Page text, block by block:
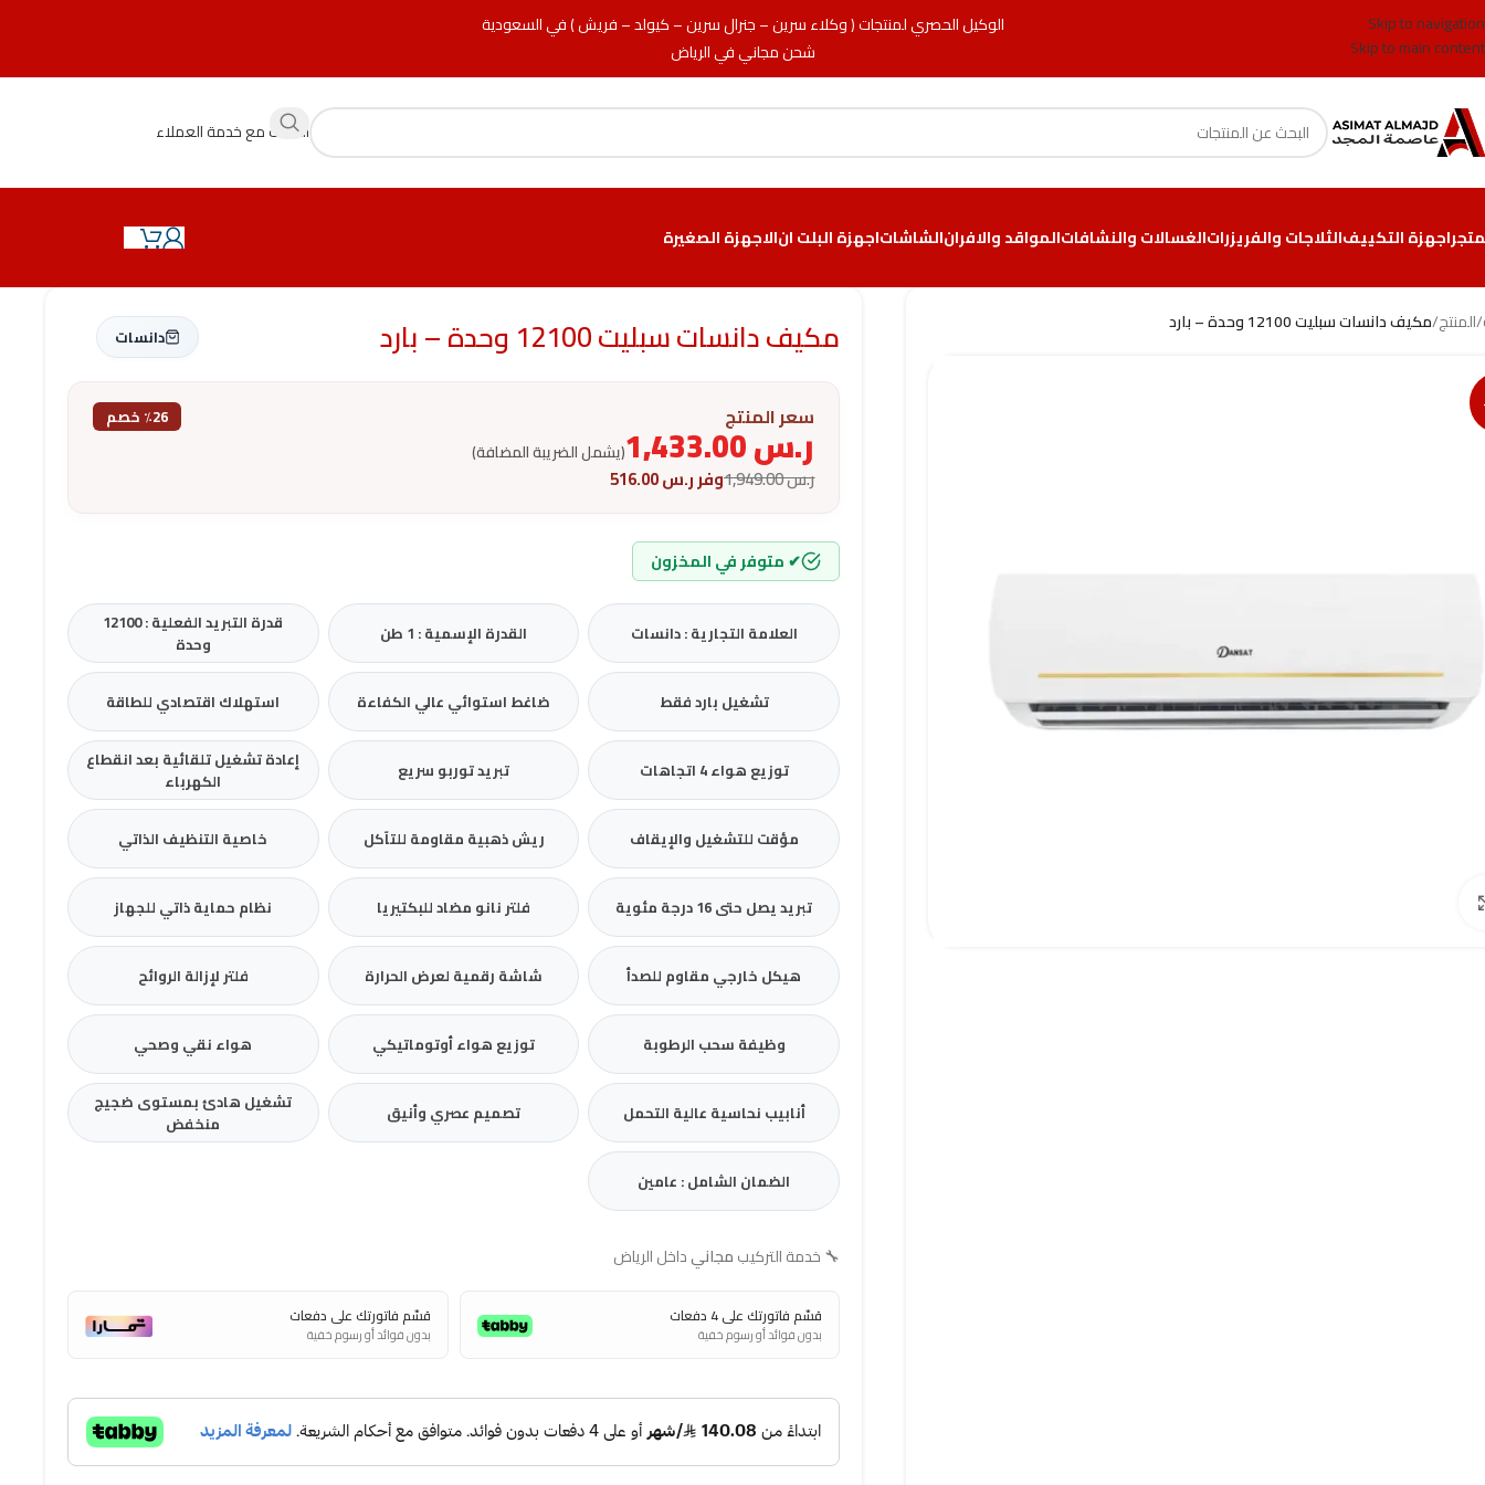
الوكيل الحصري لمنتجات ( وكلاء سرين – جنرال سرين – كيولد – فريش ) في السعودية
شحن مجاني في الرياض
Skip to navigation
Skip to main content
التحدث مع خدمة العملاء
اجهزة التكييفالثلاجات والفريزراتالغسالات والنشافاتالمواقد والافرانالشاشاتاجهزة البلت انالاجهزة الصغيرة
/المنتج/مكيف دانسات سبليت 12100 وحدة – بارد مكيف دانسات سبليت 12100 وحدة – بارد دانسات
سعر المنتج ٪26 خصم
ر.س (يشمل الضريبة المضافة)
ر.س1,949.00 وفرر.س
✔ متوفر في المخزون
العلامة التجارية : دانسات القدرة الإسمية : 1 طن
قدرة التبريد الفعلية : 12100
وحدة
تشغيل بارد فقط ضاغط استوائي عالي الكفاءة استهلاك اقتصادي للطاقة
توزيع هواء 4 اتجاهات تبريد توربو سريع
إعادة تشغيل تلقائية بعد انقطاع
الكهرباء
مؤقت للتشغيل والإيقاف ريش ذهبية مقاومة للتآكل خاصية التنظيف الذاتي
تبريد يصل حتى 16 درجة مئوية فلتر نانو مضاد للبكتيريا نظام حماية ذاتي للجهاز
هيكل خارجي مقاوم للصدأ شاشة رقمية لعرض الحرارة فلتر لإزالة الروائح
وظيفة سحب الرطوبة توزيع هواء أوتوماتيكي هواء نقي وصحي
أنابيب نحاسية عالية التحمل تصميم عصري وأنيق
تشغيل هادئ بمستوى ضجيج
منخفض
الضمان الشامل : عامين
🔧خدمة التركيبمجانيداخل الرياض
قسّم فاتورتك على 4 دفعات
بدون فوائد أو رسوم خفية
قسّم فاتورتك على دفعات
بدون فوائد أو رسوم خفية